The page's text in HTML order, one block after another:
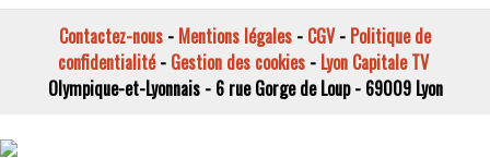
Contactez-nous - Mentions légales - CGV- Politique de
confidentialité- Gestion des cookies- Lyon Capitale TV
Olympique-et-Lyonnais - 6 rue Gorge de Loup - 69009 Lyon